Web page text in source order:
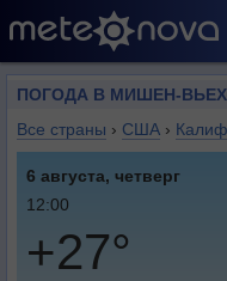
ПОГОДА В МИШЕН-
Все страны › США ›
6 августа, четверг
12:00
+27°